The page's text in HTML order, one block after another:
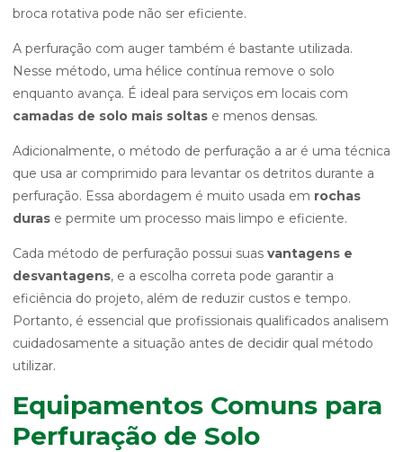
broca rotativa pode não ser eficiente.
A perfuração com auger também é bastante utilizada.
Nesse método, uma hélice contínua remove o solo
enquanto avança. É ideal para serviços em locais com
camadas de solo mais soltas e menos densas.
Adicionalmente, o método de perfuração a ar é uma técnica
que usa ar comprimido para levantar os detritos durante a
perfuração. Essa abordagem é muito usada em rochas
duras e permite um processo mais limpo e eficiente.
Cada método de perfuração possui suas vantagens e
desvantagens, e a escolha correta pode garantir a
eficiência do projeto, além de reduzir custos e tempo.
Portanto, é essencial que profissionais qualificados analisem
cuidadosamente a situação antes de decidir qual método
utilizar.
Equipamentos Comuns para
Perfuração de Solo